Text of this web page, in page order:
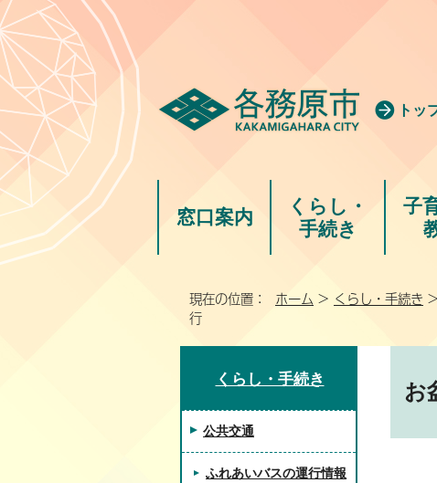
トッ
窓口案内
くらし・
手続き
子
現在の位置： ホーム > くらし・手続き >
行
お
くらし・手続き
公共交通
ふれあいバスの運行情報